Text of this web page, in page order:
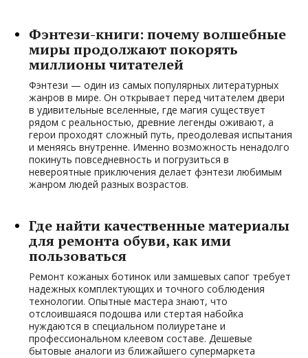
Фэнтези-книги: почему волшебные
миры продолжают покорять
миллионы читателей
Фэнтези — один из самых популярных литературных
жанров в мире. Он открывает перед читателем двери
в удивительные вселенные, где магия существует
рядом с реальностью, древние легенды оживают, а
герои проходят сложный путь, преодолевая испытания
и меняясь внутренне. Именно возможность ненадолго
покинуть повседневность и погрузиться в
невероятные приключения делает фэнтези любимым
жанром людей разных возрастов.
Где найти качественные материалы
для ремонта обуви, как ими
пользоваться
Ремонт кожаных ботинок или замшевых сапог требует
надежных комплектующих и точного соблюдения
технологии. Опытные мастера знают, что
отслоившаяся подошва или стертая набойка
нуждаются в специальном полиуретане и
профессиональном клеевом составе. Дешевые
бытовые аналоги из ближайшего супермаркета